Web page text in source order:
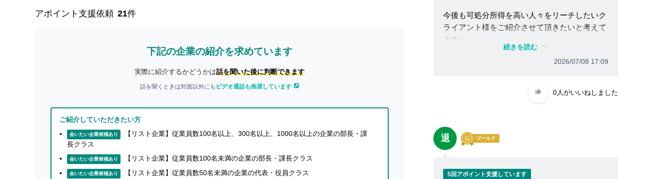
東京都内を中心とした首都圏のランドマークタワーといわれる代表的なオフィスビルにサイネージを設置
しており、主に30〜50代の男性ビジネスパーソンにご視聴いただいております。
また、オフィスビル内の喫煙所利用者は、
・約42%の方が「役職者」
アポイント支援依頼 21件
下記の企業の紹介を求めています
実際に紹介するかどうかは話を聞いた後に判断できます
話を聞くときは対面以外にも ビデオ通話も推奨しています
ご紹介していただきたい方
会いたい企業候補あり
【リスト企業】従業員数100名以上、300名以上、1000名以上の企業の部長・課
長クラス
会いたい企業候補あり 【リスト企業】従業員数100名未満の企業の部長・課長クラス
会いたい企業候補あり 【リスト企業】従業員数50名未満の企業の代表・役員クラス
今後も可処分所得を高い人々をリーチしたいク
ライアント様をご紹介させて頂きたいと考えて
ます。
引き続き何卒よろしくお願い致します。
続きを読む
2026/07/08 17:09
0人がいいねしました
退 ゴールド
5回アポイント支援しています